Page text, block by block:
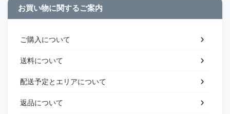
お買い物に関するご案内
ご購入について
送料について
配送予定とエリアについて
返品について